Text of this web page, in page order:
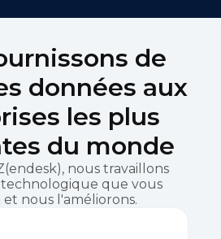
de
données aux
les plus
du monde
nous travaillons
technologique que vous
et nous l'améliorons.